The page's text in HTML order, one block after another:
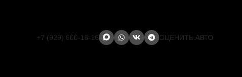
+7 (929) 600-16-16 ОЦЕНИТЬ АВТО